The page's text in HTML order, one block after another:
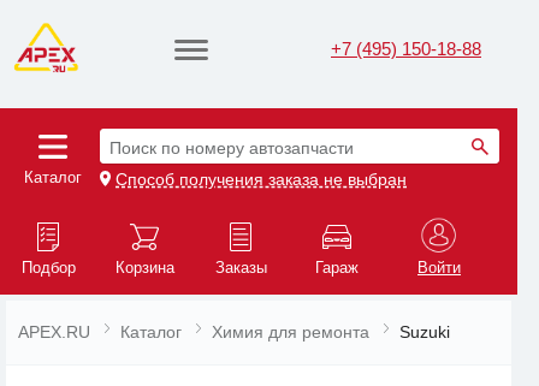
+7 (495) 150-18-88
Каталог
Поиск по номеру автозапчасти
Способ получения заказа не выбран
Подбор Корзина Заказы Гараж Войти
APEX.RU Каталог Химия для ремонта Suzuki